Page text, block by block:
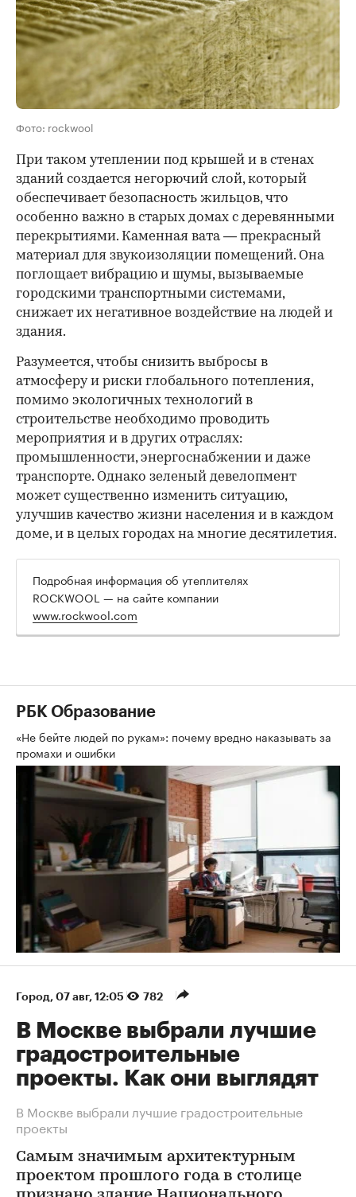
Фото: rockwool
При таком утеплении под крышей и в стенах
зданий создается негорючий слой, который
обеспечивает безопасность жильцов, что
особенно важно в старых домах с деревянными
перекрытиями. Каменная вата — прекрасный
материал для звукоизоляции помещений. Она
поглощает вибрацию и шумы, вызываемые
городскими транспортными системами,
снижает их негативное воздействие на людей и
здания.
Разумеется, чтобы снизить выбросы в
атмосферу и риски глобального потепления,
помимо экологичных технологий в
строительстве необходимо проводить
мероприятия и в других отраслях:
промышленности, энергоснабжении и даже
транспорте. Однако зеленый девелопмент
может существенно изменить ситуацию,
улучшив качество жизни населения и в каждом
доме, и в целых городах на многие десятилетия.
Подробная информация об утеплителях
ROCKWOOL — на сайте компании
www.rockwool.com
РБК Образование
«Не бейте людей по рукам»: почему вредно наказывать за
промахи и ошибки
Город⁠, 07 авг, 12:05 782
В Москве выбрали лучшие
градостроительные
проекты. Как они выглядят
В Москве выбрали лучшие градостроительные
проекты
Самым значимым архитектурным
проектом прошлого года в столице